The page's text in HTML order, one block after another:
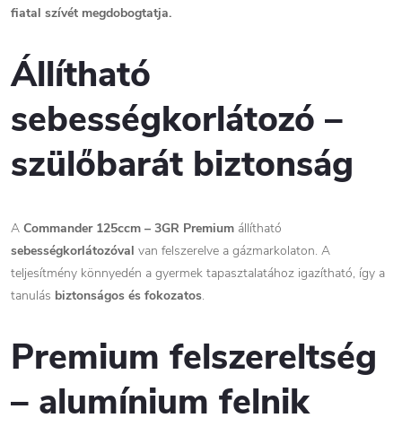
fiatal szívét megdobogtatja.
Állítható
sebességkorlátozó –
szülőbarát biztonság
A Commander 125ccm – 3GR Premium állítható
sebességkorlátozóval van felszerelve a gázmarkolaton. A
teljesítmény könnyedén a gyermek tapasztalatához igazítható, így a
tanulás biztonságos és fokozatos.
Premium felszereltség
– alumínium felnik